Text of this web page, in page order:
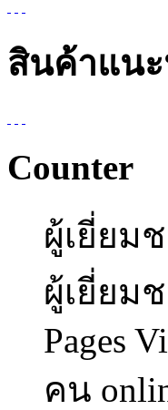
สินค้าแน
Counter
ผู้เยี่ยม
ผู้เยี่ยม
Pages
คน